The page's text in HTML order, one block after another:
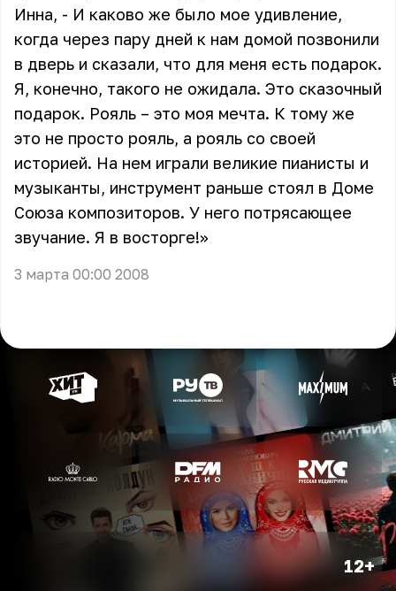
Инна, - И каково же было мое удивление,
когда через пару дней к нам домой позвонили
в дверь и сказали, что для меня есть подарок.
Я, конечно, такого не ожидала. Это сказочный
подарок. Рояль – это моя мечта. К тому же
это не просто рояль, а рояль со своей
историей. На нем играли великие пианисты и
музыканты, инструмент раньше стоял в Доме
Союза композиторов. У него потрясающее
звучание. Я в восторге!»
3 марта 00:00 2008
12+